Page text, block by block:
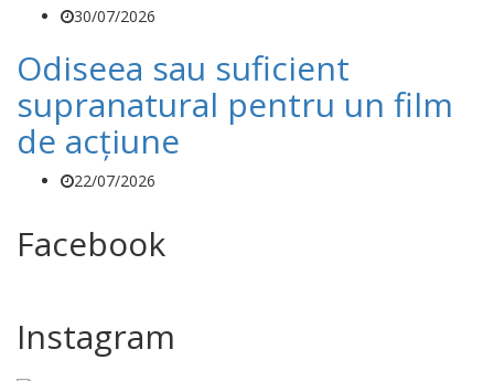
30/07/2026
Odiseea sau suficient
supranatural pentru un film
de acțiune
22/07/2026
Facebook
Instagram